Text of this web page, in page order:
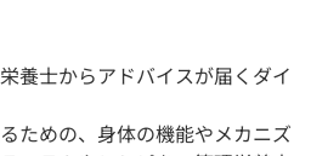
養士からアドバイスが届くダイ
ための、身体の機能やメカニズ